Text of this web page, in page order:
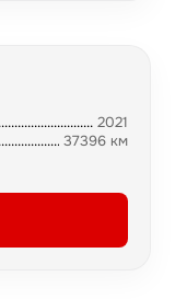
2021
37396 км